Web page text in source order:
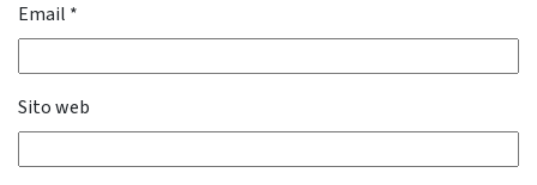
Email *
Sito web